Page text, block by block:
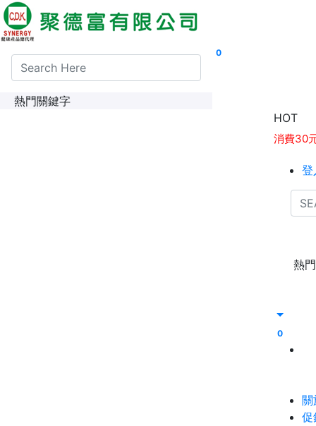
熱門關鍵字
0
HOT
消費30
1點紅
熱
0
關
促